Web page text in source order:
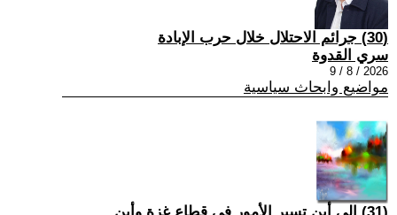
(30) جرائم الاحتلال خلال حرب الإبادة
سري القدوة
2026 / 8 / 9
مواضيع وابحاث سياسية